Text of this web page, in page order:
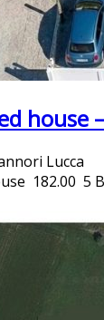
house
Lucca
182.00 5